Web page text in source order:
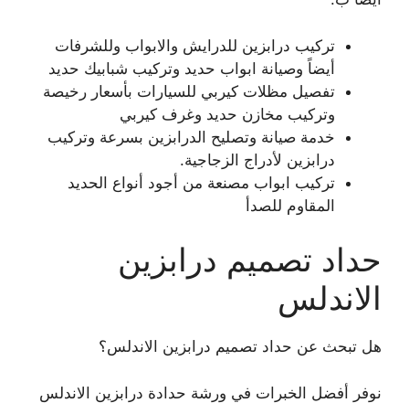
تركيب درابزين للدرايش والابواب وللشرفات
أيضاً وصيانة ابواب حديد وتركيب شبابيك حديد
تفصيل مظلات كيربي للسيارات بأسعار رخيصة
وتركيب مخازن حديد وغرف كيربي
خدمة صيانة وتصليح الدرابزين بسرعة وتركيب
درابزين لأدراج الزجاجية.
تركيب ابواب مصنعة من أجود أنواع الحديد
المقاوم للصدأ
حداد تصميم درابزين
الاندلس
هل تبحث عن حداد تصميم درابزين الاندلس؟
نوفر أفضل الخبرات في ورشة حدادة درابزين الاندلس